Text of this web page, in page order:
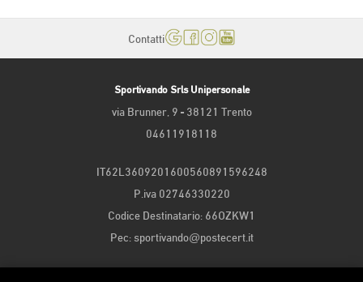
Contatti
Sportivando Srls Unipersonale
via Brunner, 9 - 38121 Trento
04611918118
IT62L3609201600560891596248
P.iva 02746330220
Codice Destinatario: 66OZKW1
Pec: sportivando@postecert.it